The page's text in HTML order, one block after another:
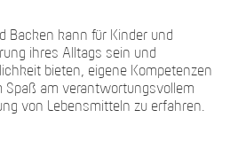
Backen kann für Kinder und
ihres Alltags sein und
bieten, eigene Kompetenzen
Spaß am verantwortungsvollem
von Lebensmitteln zu erfahren.